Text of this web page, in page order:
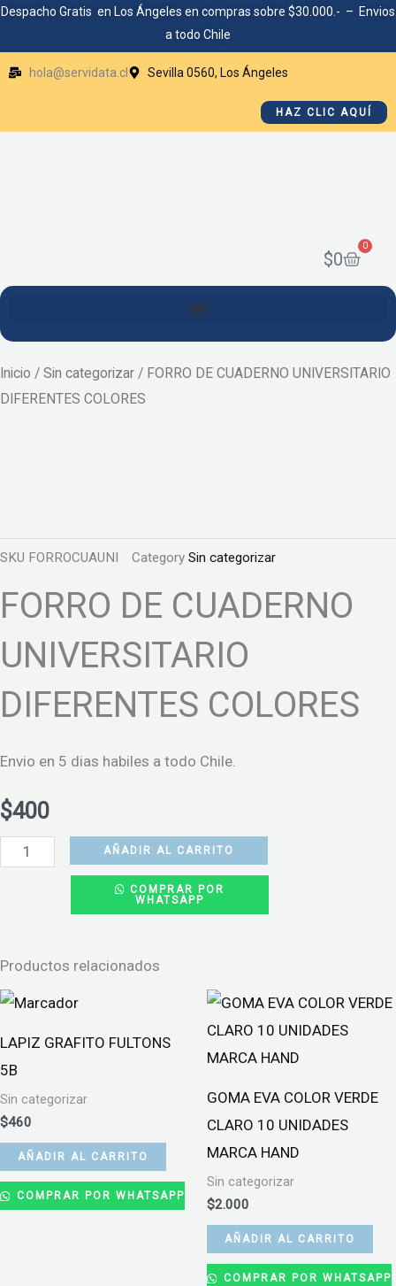
Ir
contenido
Despacho Gratis en Los Ángeles en compras sobre $30.000.- – Envios
a todo Chile
hola@servidata.cl Sevilla 0560, Los Ángeles
HAZ CLIC AQUÍ
$0
0
Cart
Inicio / Sin categorizar / FORRO DE CUADERNO UNIVERSITARIO
DIFERENTES COLORES
SKU FORROCUAUNI Category Sin categorizar
FORRO DE CUADERNO
UNIVERSITARIO
DIFERENTES COLORES
Envio en 5 dias habiles a todo Chile.
$400
FORRO
DIFERENTES
COLORES
cantidad
AÑADIR AL CARRITO
COMPRAR POR
WHATSAPP
Productos relacionados
LAPIZ GRAFITO FULTONS
5B
Sin categorizar
$460
AÑADIR AL CARRITO
COMPRAR POR WHATSAPP
GOMA EVA COLOR VERDE
CLARO 10 UNIDADES
MARCA HAND
Sin categorizar
$2.000
AÑADIR AL CARRITO
COMPRAR POR WHATSAPP